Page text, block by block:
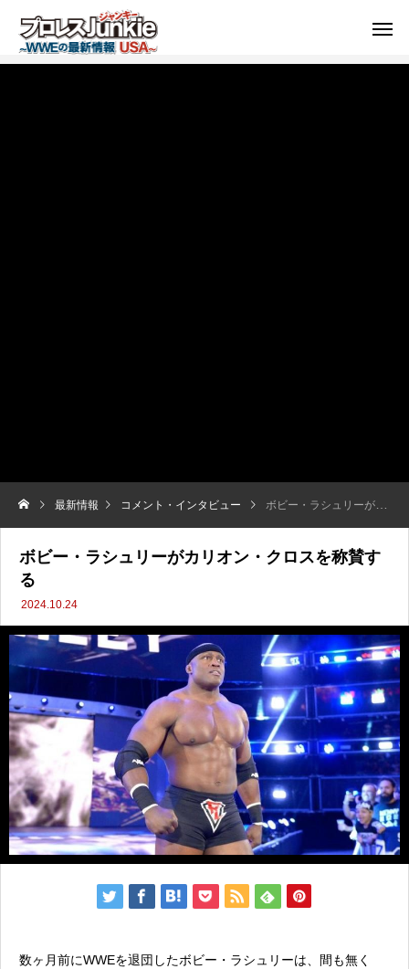
最新情報 コメント・インタビュー ボビー・ラシュリーがカリオン・クロスを称賛する
ボビー・ラシュリーがカリオン・クロスを称賛す
る
2024.10.24
数ヶ月前にWWEを退団したボビー・ラシュリーは、間も無く